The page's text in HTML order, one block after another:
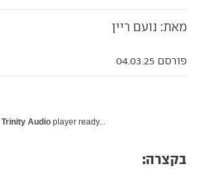
מאת: נועם ריין
פורסם 04.03.25
Trinity Audio player ready...
בקצרה: